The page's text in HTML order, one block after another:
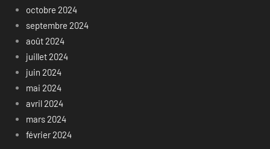
octobre 2024
septembre 2024
août 2024
juillet 2024
juin 2024
mai 2024
avril 2024
mars 2024
février 2024